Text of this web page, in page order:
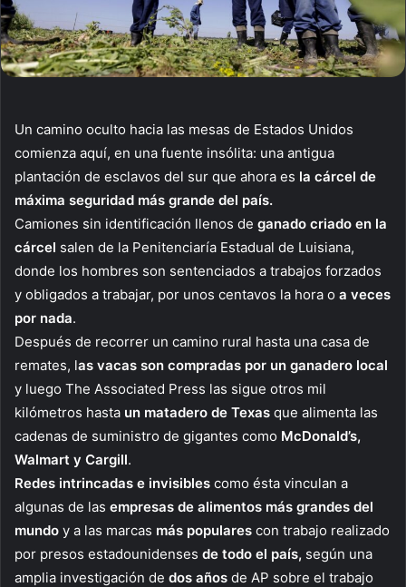
Un camino oculto hacia las mesas de Estados Unidos
comienza aquí, en una fuente insólita: una antigua
plantación de esclavos del sur que ahora es la cárcel de
máxima seguridad más grande del país.
Camiones sin identificación llenos de ganado criado en la
cárcel salen de la Penitenciaría Estadual de Luisiana,
donde los hombres son sentenciados a trabajos forzados
y obligados a trabajar, por unos centavos la hora o a veces
por nada.
Después de recorrer un camino rural hasta una casa de
remates, las vacas son compradas por un ganadero local
y luego The Associated Press las sigue otros mil
kilómetros hasta un matadero de Texas que alimenta las
cadenas de suministro de gigantes como McDonald’s,
Walmart y Cargill.
Redes intrincadas e invisibles como ésta vinculan a
algunas de las empresas de alimentos más grandes del
mundo y a las marcas más populares con trabajo realizado
por presos estadounidenses de todo el país, según una
amplia investigación de dos años de AP sobre el trabajo